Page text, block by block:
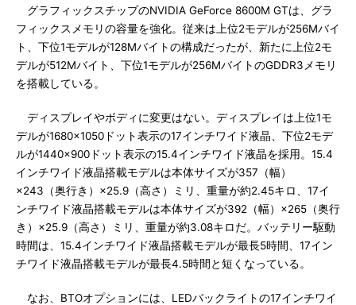
グラフィックスチップのNVIDIA GeForce 8600M GTは、グラ
フィックスメモリの容量を強化。従来は上位2モデルが256Mバイ
ト、下位1モデルが128Mバイトの構成だったが、新たに上位2モ
デルが512Mバイト、下位1モデルが256MバイトのGDDR3メモリ
を搭載している。
ディスプレイやボディに変更はない。ディスプレイは上位1モ
デルが1680×1050ドット表示の17インチワイド液晶、下位2モデ
ルが1440×900ドット表示の15.4インチワイド液晶を採用。15.4
インチワイド液晶搭載モデルは本体サイズが357（幅）
×243（奥行き）×25.9（高さ）ミリ、重量が約2.45キロ、17イ
ンチワイド液晶搭載モデルは本体サイズが392（幅）×265（奥行
き）×25.9（高さ）ミリ、重量が約3.08キロだ。バッテリー駆動
時間は、15.4インチワイド液晶搭載モデルが最長5時間、17イン
チワイド液晶搭載モデルが最長4.5時間と短くなっている。
なお、BTOオプションには、LEDバックライトの17インチワイ